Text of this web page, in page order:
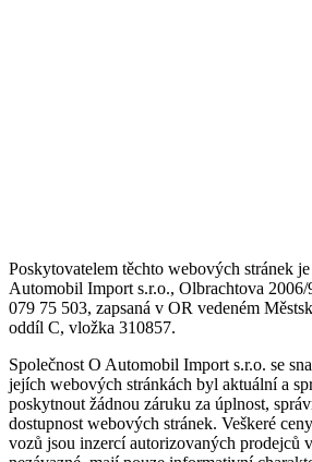
Poskytovatelem těchto webových stránek
Automobil Import s.r.o., Olbrachtova
079 75 503, zapsaná v OR vedeném
oddíl C, vložka 310857.
Společnost O Automobil Import s.r.o. se
jejích webových stránkách byl aktuální a
poskytnout žádnou záruku za úplnost,
dostupnost webových stránek. Veškeré
vozů jsou inzercí autorizovaných prodejců